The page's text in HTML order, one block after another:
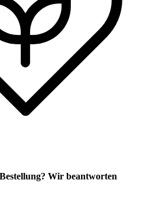
Wir beantworten